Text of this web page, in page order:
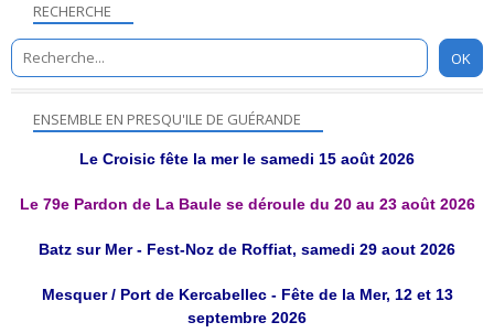
RECHERCHE
ENSEMBLE EN PRESQU'ILE DE GUÉRANDE
Le Croisic fête la mer le samedi 15 août 2026
Le 79e Pardon de La Baule se déroule du 20 au 23 août 2026
Batz sur Mer - Fest-Noz de Roffiat, samedi 29 aout 2026
Mesquer / Port de Kercabellec - Fête de la Mer, 12 et 13
septembre 2026